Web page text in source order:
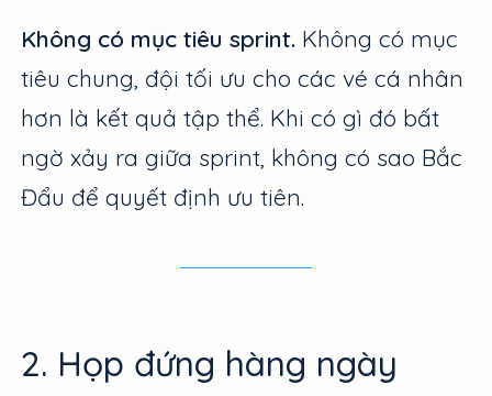
Không có mục tiêu sprint. Không có mục
tiêu chung, đội tối ưu cho các vé cá nhân
hơn là kết quả tập thể. Khi có gì đó bất
ngờ xảy ra giữa sprint, không có sao Bắc
Đẩu để quyết định ưu tiên.
2. Họp đứng hàng ngày